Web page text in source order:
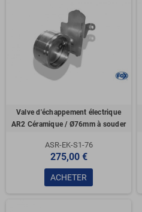
Valve d'échappement électrique
AR2 Céramique / Ø76mm à souder
ASR-EK-S1-76
275,00 €
ACHETER